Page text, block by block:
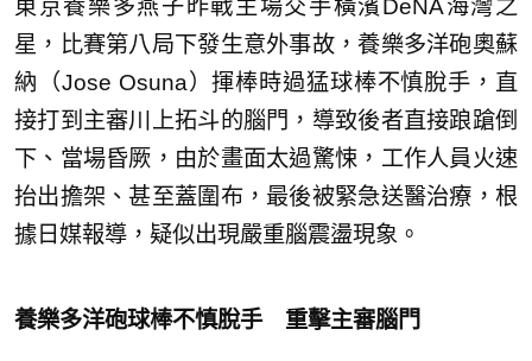
東京養樂多燕子昨戰主場交手橫濱DeNA海灣之
星，比賽第八局下發生意外事故，養樂多洋砲奧蘇
納（Jose Osuna）揮棒時過猛球棒不慎脫手，直
接打到主審川上拓斗的腦門，導致後者直接踉蹌倒
下、當場昏厥，由於畫面太過驚悚，工作人員火速
抬出擔架、甚至蓋圍布，最後被緊急送醫治療，根
據日媒報導，疑似出現嚴重腦震盪現象。
養樂多洋砲球棒不慎脫手 重擊主審腦門